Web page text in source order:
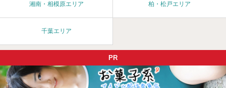
湘南・相模原エリア 柏・松戸エリア
千葉エリア
PR